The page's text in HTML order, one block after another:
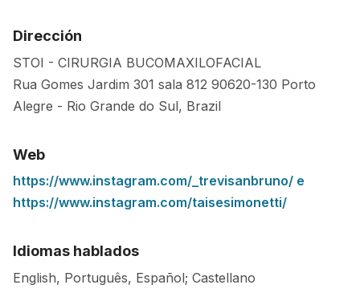
Dirección
STOI - CIRURGIA BUCOMAXILOFACIAL
Rua Gomes Jardim 301 sala 812 90620-130 Porto
Alegre - Rio Grande do Sul, Brazil
Web
https://www.instagram.com/_trevisanbruno/ e
https://www.instagram.com/taisesimonetti/
Idiomas hablados
English, Português, Español; Castellano